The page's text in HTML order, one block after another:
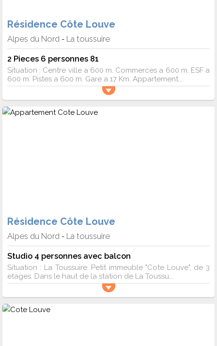
Résidence Côte Louve
Alpes du Nord - La toussuire
2 Pieces 6 personnes 81
Situation : Centre ville a 600 m. Commerces a 600 m. ESF a
600 m. Pistes a 600 m. Gare a 17 Km. Appartement...
Résidence Côte Louve
Alpes du Nord - La toussuire
Studio 4 personnes avec balcon
Situation : La Toussuire: Petit immeuble "Cote Louve", de 3
etages. Dans le haut de la station de La Toussu...